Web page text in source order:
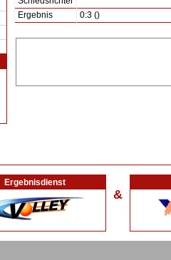
Ergebnis
0:3 ()
Ergebnisdienst
&